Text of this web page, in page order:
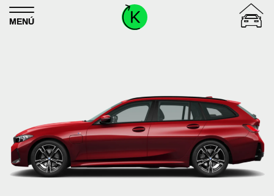
Skip to content
MENÚ